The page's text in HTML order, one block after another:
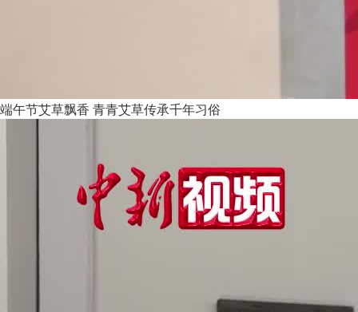
端午节艾草飘香 青青艾草传承千年习俗